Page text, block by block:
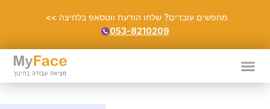
מחפשים עובדים? שלחו הודעת ווטסאפ בלחיצה >>
053-8210209